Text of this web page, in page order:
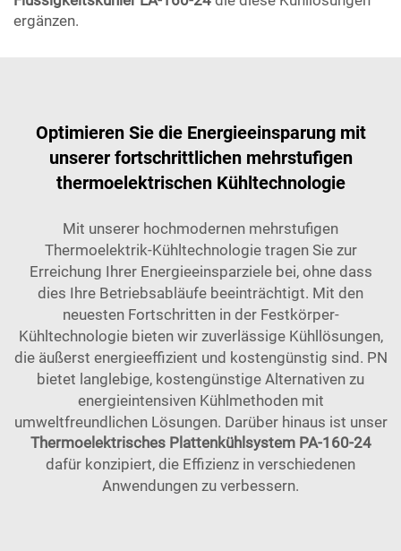
ergänzen.
Optimieren Sie die Energieeinsparung mit
unserer fortschrittlichen mehrstufigen
thermoelektrischen Kühltechnologie
Mit unserer hochmodernen mehrstufigen
Thermoelektrik-Kühltechnologie tragen Sie zur
Erreichung Ihrer Energieeinsparziele bei, ohne dass
dies Ihre Betriebsabläufe beeinträchtigt. Mit den
neuesten Fortschritten in der Festkörper-
Kühltechnologie bieten wir zuverlässige Kühllösungen,
die äußerst energieeffizient und kostengünstig sind. PN
bietet langlebige, kostengünstige Alternativen zu
energieintensiven Kühlmethoden mit
umweltfreundlichen Lösungen. Darüber hinaus ist unser
Thermoelektrisches Plattenkühlsystem PA-160-24
dafür konzipiert, die Effizienz in verschiedenen
Anwendungen zu verbessern.